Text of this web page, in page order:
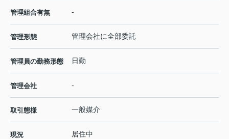
管理組合有無 -
管理形態 管理会社に全部委託
管理員の勤務形態 日勤
管理会社 -
取引態様 一般媒介
現況 居住中